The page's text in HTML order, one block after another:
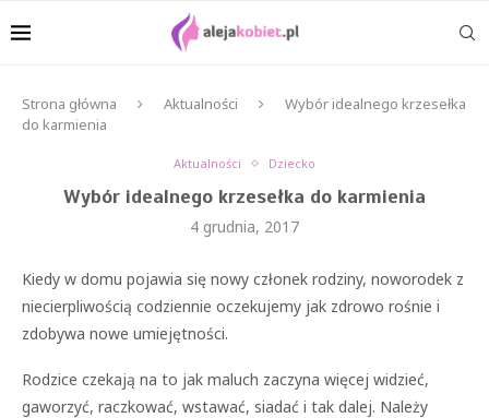
Strona główna Aktualności
Wybór idealnego krzesełka
do karmienia
Aktualności Dziecko
Wybór idealnego krzesełka do karmienia
4 grudnia, 2017
Kiedy w domu pojawia się nowy członek rodziny, noworodek z
niecierpliwością codziennie oczekujemy jak zdrowo rośnie i
zdobywa nowe umiejętności.
Rodzice czekają na to jak maluch zaczyna więcej widzieć,
gaworzyć, raczkować, wstawać, siadać i tak dalej. Należy